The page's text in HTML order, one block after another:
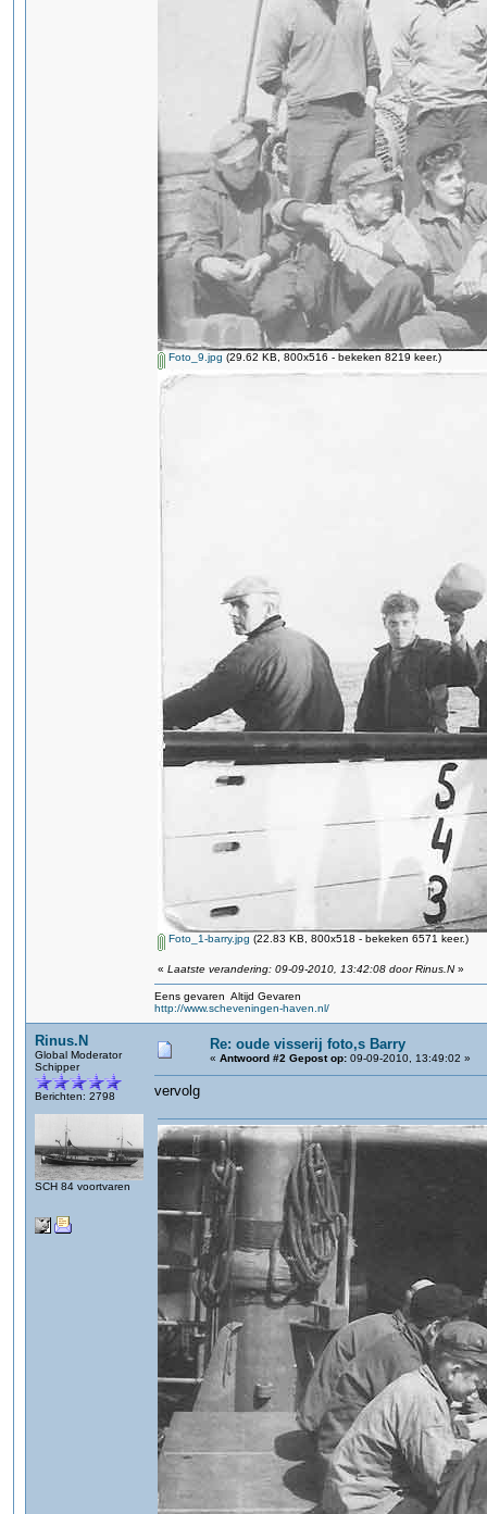
Foto_9.jpg (29.62 KB, 800x516 - bekeken 8219 keer.)
Foto_1-barry.jpg (22.83 KB, 800x518 - bekeken 6571 keer.)
« Laatste verandering: 09-09-2010, 13:42:08 door Rinus.N»
Eens gevaren Altijd Gevaren
http://www.scheveningen-haven.nl/
Rinus.N
Global Moderator
Schipper
Berichten: 2798
SCH 84 voortvaren
Re: oude visserij foto,s Barry
« Antwoord #2 Gepost op: 09-09-2010, 13:49:02 »
vervolg